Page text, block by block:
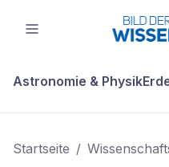
Astronomie & Physik
Startseite /